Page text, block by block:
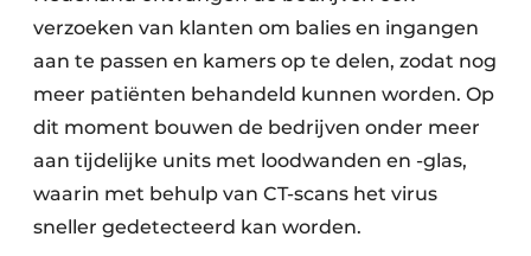
verzoeken van klanten om balies en ingangen
aan te passen en kamers op te delen, zodat nog
meer patiënten behandeld kunnen worden. Op
dit moment bouwen de bedrijven onder meer
aan tijdelijke units met loodwanden en -glas,
waarin met behulp van CT-scans het ­virus
sneller gedetecteerd kan worden.